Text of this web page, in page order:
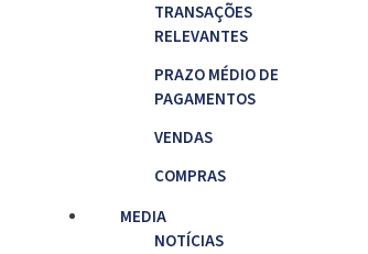
TRANSAÇÕES
RELEVANTES
PRAZO MÉDIO DE
PAGAMENTOS
VENDAS
COMPRAS
MEDIA
NOTÍCIAS